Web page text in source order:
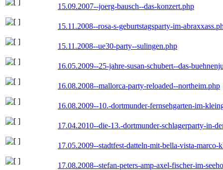
15.09.2007--joerg-bausch--das-konzert.php
15.11.2008--rosa-s-geburtstagsparty-im-
15.11.2008--ue30-party--sulingen.php
16.05.2009--25-jahre-susan-schubert--das-
16.08.2008--mallorca-party-reloaded--northeim.php
16.08.2009--10.-dortmunder-fernsehgarten-im-
17.04.2010--die-13.-dortmunder-schlagerparty-in-
17.05.2009--stadtfest-datteln-mit-bella-vista-marco-
17.08.2008--stefan-peters-amp-axel-fischer-im-